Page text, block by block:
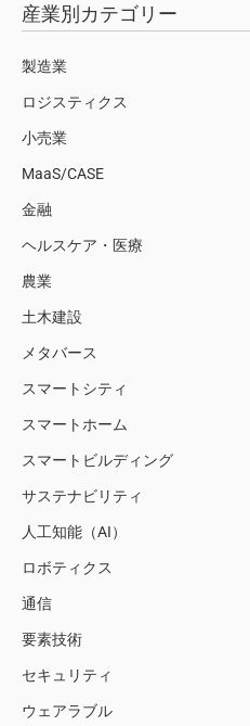
産業別カテゴリー
製造業
ロジスティクス
小売業
MaaS/CASE
金融
ヘルスケア・医療
農業
土木建設
メタバース
スマートシティ
スマートホーム
スマートビルディング
サステナビリティ
人工知能（AI）
ロボティクス
通信
要素技術
セキュリティ
ウェアラブル